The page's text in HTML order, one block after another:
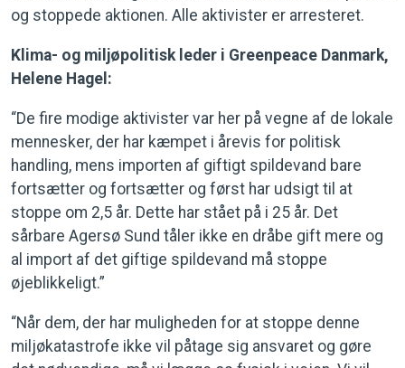
og stoppede aktionen. Alle aktivister er arresteret.
Klima- og miljøpolitisk leder i Greenpeace Danmark,
Helene Hagel:
“De fire modige aktivister var her på vegne af de lokale
mennesker, der har kæmpet i årevis for politisk
handling, mens importen af giftigt spildevand bare
fortsætter og fortsætter og først har udsigt til at
stoppe om 2,5 år. Dette har stået på i 25 år. Det
sårbare Agersø Sund tåler ikke en dråbe gift mere og
al import af det giftige spildevand må stoppe
øjeblikkeligt.”
“Når dem, der har muligheden for at stoppe denne
miljøkatastrofe ikke vil påtage sig ansvaret og gøre